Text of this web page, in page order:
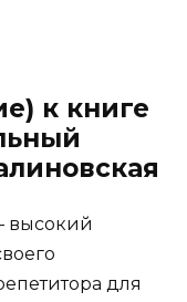
к книге
высокий
для